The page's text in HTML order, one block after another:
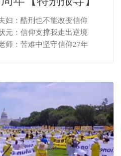
妇：酷刑也不能改变信仰
元：信仰支撑我走出逆境
师：苦难中坚守信仰27年